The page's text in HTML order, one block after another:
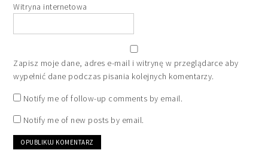
Witryna internetowa
Zapisz moje dane, adres e-mail i witrynę w przeglądarce aby
wypełnić dane podczas pisania kolejnych komentarzy.
Notify me of follow-up comments by email.
Notify me of new posts by email.